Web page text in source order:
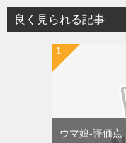
良く見られる記事
ウマ娘-評価点